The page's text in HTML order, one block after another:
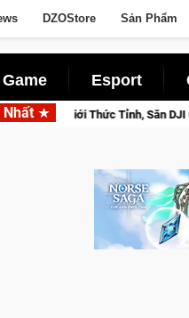
DZOStore Sản Phẩm
Esport
NhấtSăn DJI Osmo Pocket 3 Ngay